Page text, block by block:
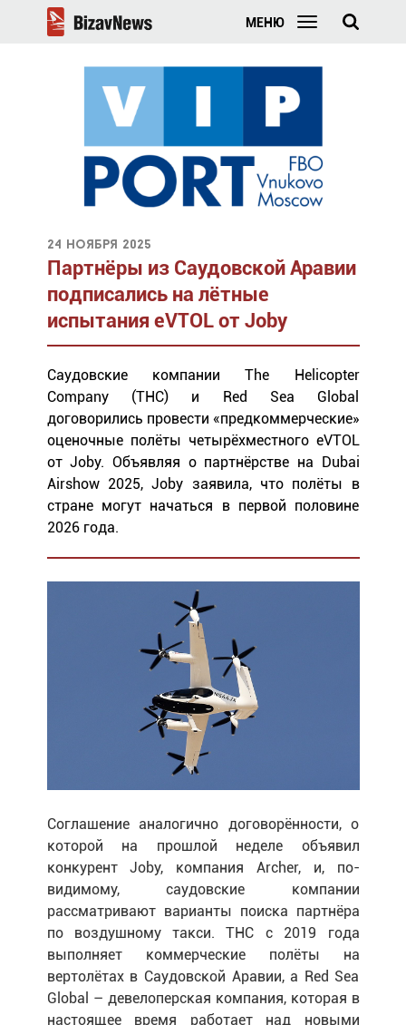
МЕНЮ
24 ноября 2025
Партнёры из Саудовской Аравии
подписались на лётные
испытания eVTOL от Joby
Саудовские компании The Helicopter
Company (THC) и Red Sea Global
договорились провести «предкоммерческие»
оценочные полёты четырёхместного eVTOL
от Joby. Объявляя о партнёрстве на Dubai
Airshow 2025, Joby заявила, что полёты в
стране могут начаться в первой половине
2026 года.
Соглашение аналогично договорённости, о
которой на прошлой неделе объявил
конкурент Joby, компания Archer, и, по-
видимому, саудовские компании
рассматривают варианты поиска партнёра
по воздушному такси. THC с 2019 года
выполняет коммерческие полёты на
вертолётах в Саудовской Аравии, а Red Sea
Global – девелоперская компания, которая в
настоящее время работает над новыми